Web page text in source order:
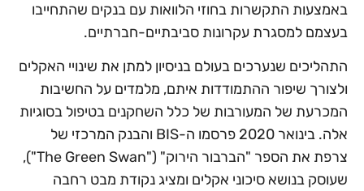
באמצעות התקשרות בחוזי הלוואות עם בנקים שהתחייבו
בעצמם למסגרת עקרונות סביבתיים-חברתיים.
התהליכים שנערכים בעולם בניסיון למתן את שינויי האקלים
ולצורך שיפור ההתמודדות איתם, מלמדים על החשיבות
המכרעת של המעורבות של כלל השחקנים בטיפול בסוגיות
אלה. בינואר 2020 פרסמו ה-BIS והבנק המרכזי של
צרפת את הספר "הברבור הירוק" ("The Green Swan"),
שעוסק בנושא סיכוני אקלים ומציג נקודת מבט רחבה